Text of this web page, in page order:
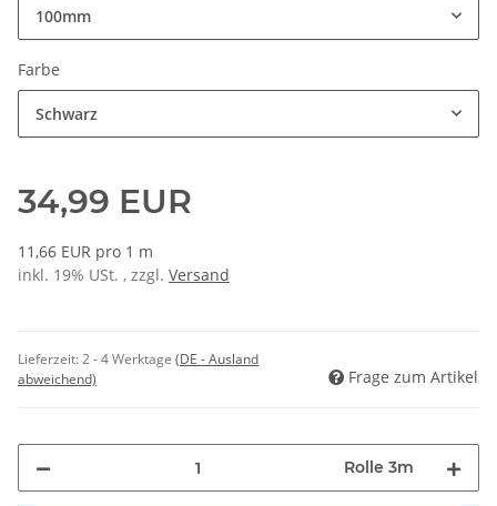
100mm
Farbe
Schwarz
34,99 EUR
11,66 EUR pro 1 m
inkl. 19% USt. , zzgl. Versand
Lieferzeit:2 - 4 Werktage (DE - Ausland
abweichend)
Frage zum Artikel
Rolle 3m